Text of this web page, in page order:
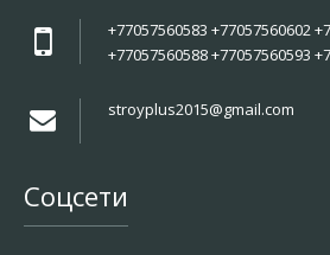
+77057560583 +77057560602
+77057560588 +77057560593
stroyplus2015@gmail.com
Соцсети